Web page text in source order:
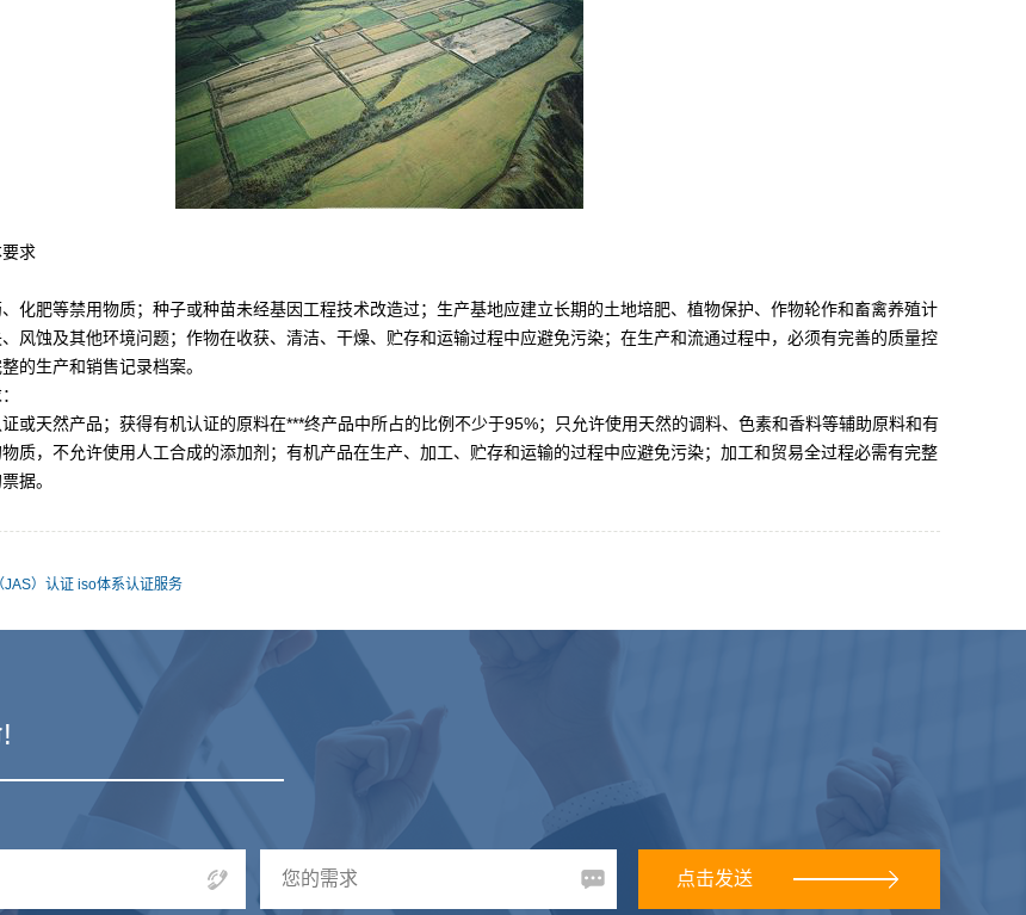
求
化肥等禁用物质；种子或种苗未经基因工程技术改造过；生产基地应建立长期的土地培肥、植物保护、作物轮作和畜禽养殖计
风蚀及其他环境问题；作物在收获、清洁、干燥、贮存和运输过程中应避免污染；在生产和流通过程中，必须有完善的质量控
的生产和销售记录档案。
或天然产品；获得有机认证的原料在***终产品中所占的比例不少于95%；只允许使用天然的调料、色素和香料等辅助原料和有
质，不允许使用人工合成的添加剂；有机产品在生产、加工、贮存和运输的过程中应避免污染；加工和贸易全过程必需有完整
据。
JAS）认证 iso体系认证服务
您的需求